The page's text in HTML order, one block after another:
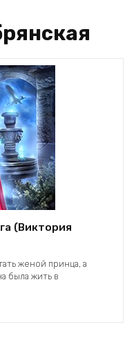
(Виктория
женой принца, а
была жить в